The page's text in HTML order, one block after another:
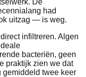
had
uitzag — is weg.
infiltreren. Algen
bacteriën, geen
praktijk zien we dat
twee keer